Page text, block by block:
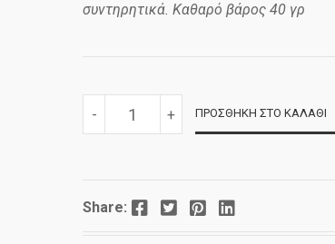
συντηρητικά. Καθαρό βάρος 40 γρ
-
HERBAL
+ ΠΡΟΣΘΉΚΗ ΣΤΟ ΚΑΛΆΘΙ
Share: Facebook Twitter Pinterest LinkedIn